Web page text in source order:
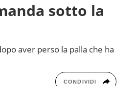
sotto la
aver perso la palla che ha
CONDIVIDI